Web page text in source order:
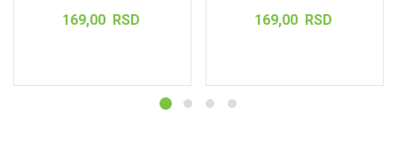
169,00 RSD 169,00 RSD